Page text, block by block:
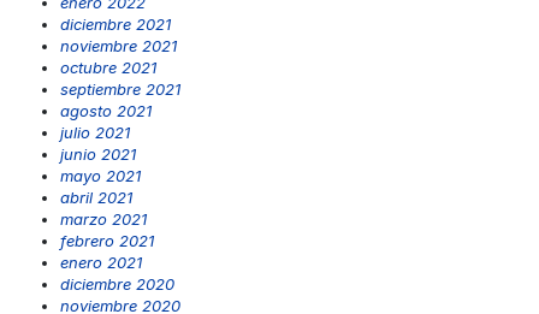
diciembre 2021
noviembre 2021
octubre 2021
septiembre 2021
agosto 2021
julio 2021
junio 2021
mayo 2021
abril 2021
marzo 2021
febrero 2021
enero 2021
diciembre 2020
noviembre 2020